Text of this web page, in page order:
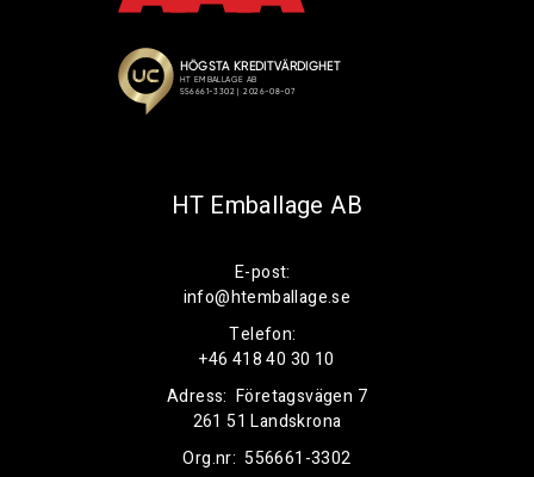
HT Emballage AB
E-post:
info@htemballage.se
Telefon:
+46 418 40 30 10
Adress: Företagsvägen 7
261 51 Landskrona
Org.nr: 556661-3302